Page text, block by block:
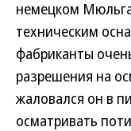
немецком
техническим
фабриканты
разрешения на
жаловался он в
осматривать